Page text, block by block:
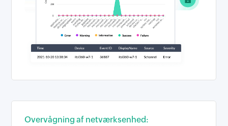
Overvågning af netværksenhed: